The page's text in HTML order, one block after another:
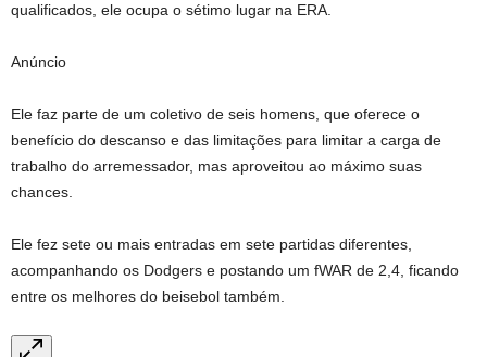
qualificados, ele ocupa o sétimo lugar na ERA.
Anúncio
Ele faz parte de um coletivo de seis homens, que oferece o
benefício do descanso e das limitações para limitar a carga de
trabalho do arremessador, mas aproveitou ao máximo suas
chances.
Ele fez sete ou mais entradas em sete partidas diferentes,
acompanhando os Dodgers e postando um fWAR de 2,4, ficando
entre os melhores do beisebol também.